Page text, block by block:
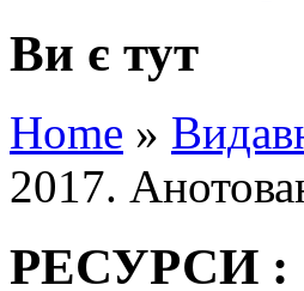
Ви є тут
Home »
2017.
РЕСУРСИ :